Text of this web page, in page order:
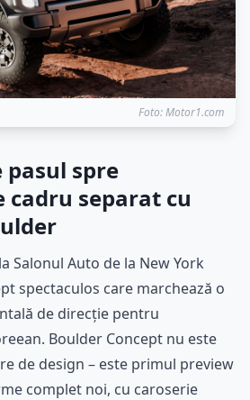
Foto: Motor1.com
pasul spre
cadru separat cu
Salonul Auto de la New York
spectaculos care marchează o
de direcție pentru
Boulder Concept nu este
de design – este primul preview
complet noi, cu caroserie